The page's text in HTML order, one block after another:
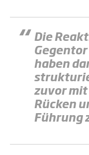
Die
haben
zuvor
Rücken
Führung